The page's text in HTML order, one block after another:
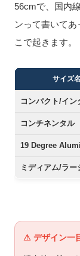
56cmで、国内
ンって書いて
こで起きます。
サイズ名
コンパクト/イン
コンチネンタル
19 Degree
ミディアム/ラー
⚠ デザイン一